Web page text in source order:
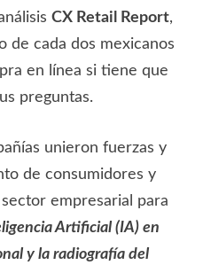
CX Retail Report,
de cada dos mexicanos
en línea si tiene que
preguntas.
unieron fuerzas y
de consumidores y
empresarial para
Artificial (IA) en
y la radiografía del